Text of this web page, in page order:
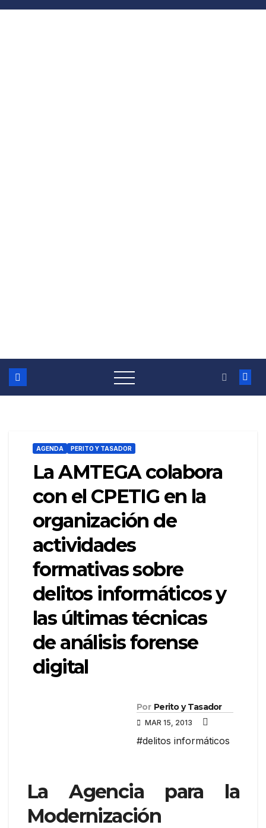
Saltar
AGENDA PERITO Y TASADOR
La AMTEGA colabora
con el CPETIG en la
organización de
actividades
formativas sobre
delitos informáticos y
las últimas técnicas
de análisis forense
digital
Por Perito y Tasador
MAR 15, 2013
#delitos informáticos
La Agencia para la
Modernización